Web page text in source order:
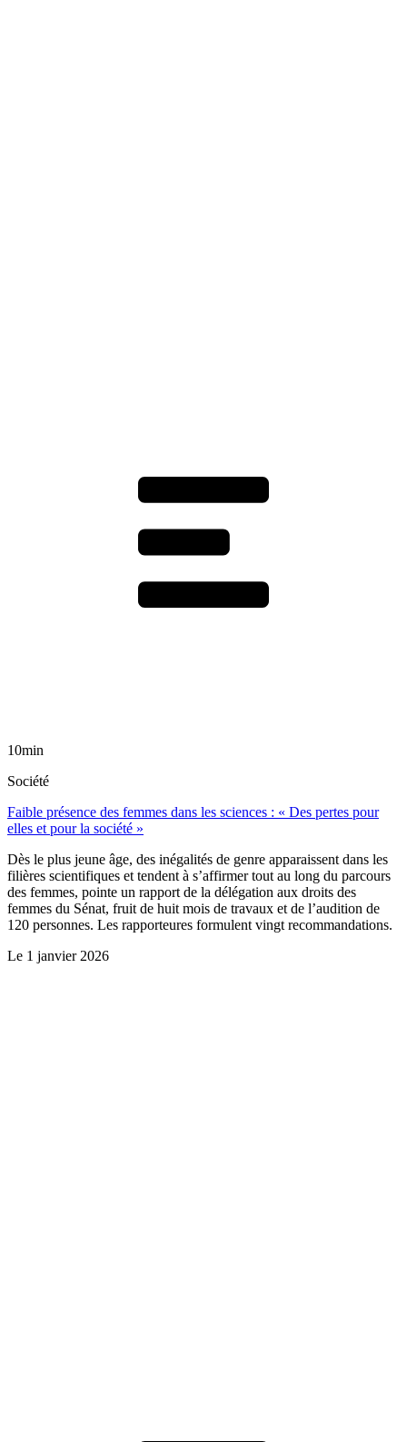
10min
Société
Faible présence des femmes dans les sciences : « Des pertes pour
elles et pour la société »
Dès le plus jeune âge, des inégalités de genre apparaissent dans les
filières scientifiques et tendent à s’affirmer tout au long du parcours
des femmes, pointe un rapport de la délégation aux droits des
femmes du Sénat, fruit de huit mois de travaux et de l’audition de
120 personnes. Les rapporteures formulent vingt recommandations.
Le 1 janvier 2026